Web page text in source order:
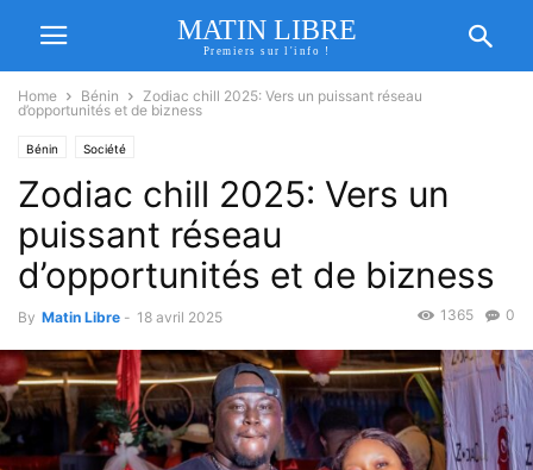
MATIN LIBRE
Premiers sur l'info !
Home Bénin
Zodiac chill 2025: Vers un puissant réseau
d’opportunités et de bizness
Bénin Société
Zodiac chill 2025: Vers un
puissant réseau
d’opportunités et de bizness
By Matin Libre - 18 avril 2025 0
1365